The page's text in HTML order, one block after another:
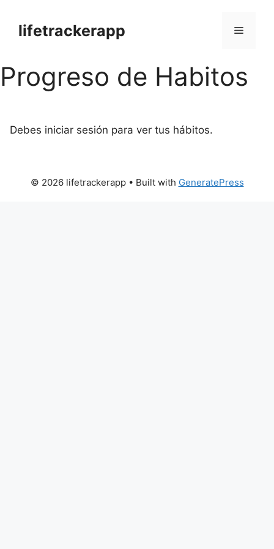
contentlifetrackerapp Menu
Progreso de Habitos
Debes iniciar sesión para ver tus hábitos.
© 2026 lifetrackerapp• Built with GeneratePress